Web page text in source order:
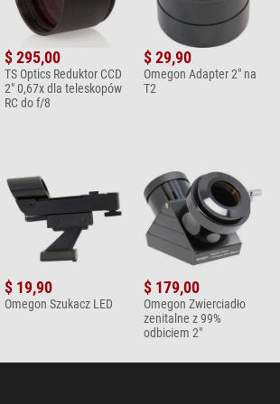
Akcesoria do teleskopów > Okrycia ochronne (6)
GSO Ochrona przeciw
kurzowi Pokrywka dla
teleskopów Newtona oraz
Akcesoria do teleskopów > Inne uwagi (6)
Astrozap Elastyczny
do 6" z wycięciem
$ 80,00*
+ Inne akcesoria w tej kategorii: 5
Okulary (5)
18mm 1,25"
$ 295,00
TS Optics Reduktor CCD
2" 0,67x dla teleskopów
RC do f/8
$ 29,90
Omegon Adapter 2" na
T2
$ 19,90
Omegon Szukacz LED
$ 179,00
Omegon Zwierciadło
zenitalne z 99%
odbiciem 2"